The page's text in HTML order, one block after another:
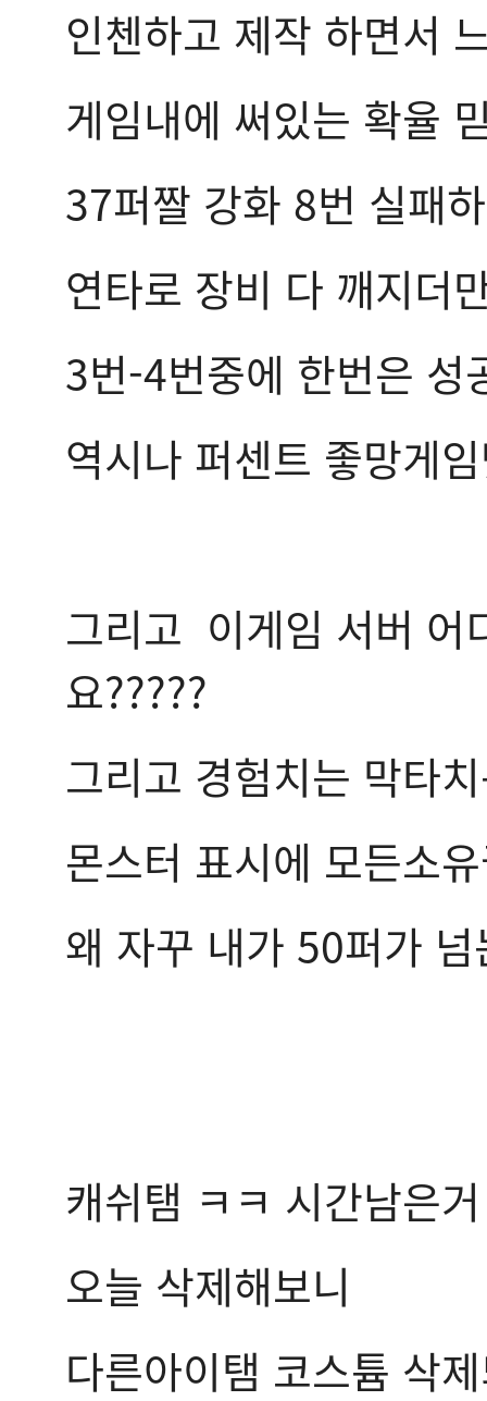
인첸하고 제작 하면서
게임내에 써있는 확율
37퍼짤 강화 8번 실패
연타로 장비 다 깨지더
3번-4번중에 한번은
역시나 퍼센트 좋망게
그리고 이게임 서버 어
요?????
그리고 경험치는 막타
몬스터 표시에 모든소
왜 자꾸 내가 50퍼가
캐쉬탬 ㅋㅋ 시간남은
오늘 삭제해보니
다른아이탬 코스튬 삭